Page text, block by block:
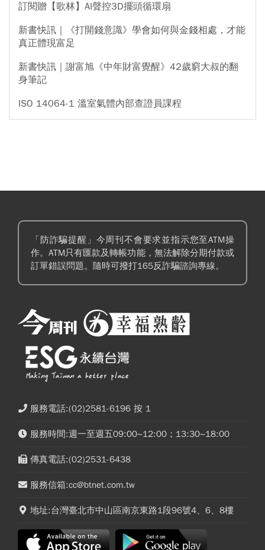
訂閱贈【歌林】AI聲控3D擺頭循環扇
新書快訊｜《打開錢意識》學會如何與金錢相處，才能
真正體現富足
新書快訊｜謝富旭《中年財富覺醒》42歲窮大叔的翻
身筆記
ISO 14064-1 溫室氣體內部查證員課程
「防詐騙提醒」今周刊不會要求並指示您至ATM操
作。ATM只有匯款及轉帳功能，無法解除分期付款或
訂單錯誤問題。隨時可撥打165反詐騙諮詢專線。
服務電話:(02)2581-6196 按 1
服務時間:週一至週五09:00~12:00；13:30~18:00
傳真電話:(02)2531-6438
服務信箱:cc@btnet.com.tw
地址:台灣臺北市中山區南京東路1段96號4、6、8樓